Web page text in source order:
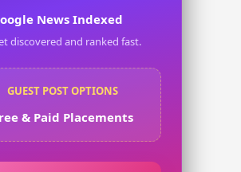
News Indexed
discovered and ranked fast.
GUEST POST OPTIONS
& Paid Placements